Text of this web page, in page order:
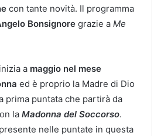
con tante novità. Il programma
Bonsignore grazie a Me
inizia a maggio nel mese
ed è proprio la Madre di Dio
prima puntata che partirà da
la Madonna del Soccorso.
nelle puntate in questa